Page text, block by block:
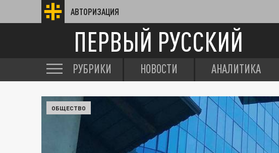
АВТОРИЗАЦИЯ
ПЕРВЫЙ РУССКИЙ
РУБРИКИ НОВОСТИ АНАЛИТИКА
ОБЩЕСТВО